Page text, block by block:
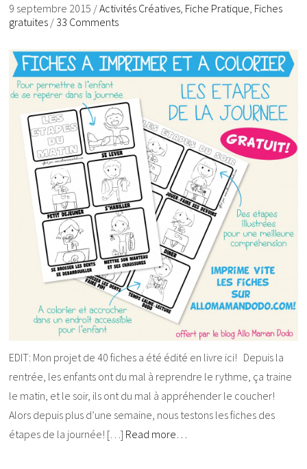
9 septembre 2015 /Activités Créatives Fiche Pratique Fiches
gratuites / 33 Comments
EDIT: Mon projet de 40 fiches a été édité en livre ici! Depuis la
rentrée, les enfants ont du mal à reprendre le rythme, ça traine
le matin, et le soir, ils ont du mal à appréhender le coucher!
Alors depuis plus d’une semaine, nous testons les fiches des
étapes de la journée! […] Read more…